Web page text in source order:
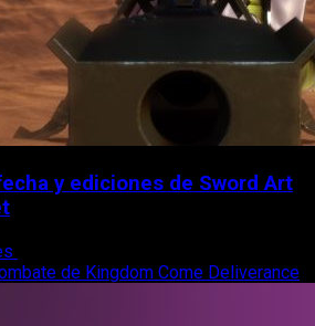
y ediciones de Sword Art
de Kingdom Come Deliverance